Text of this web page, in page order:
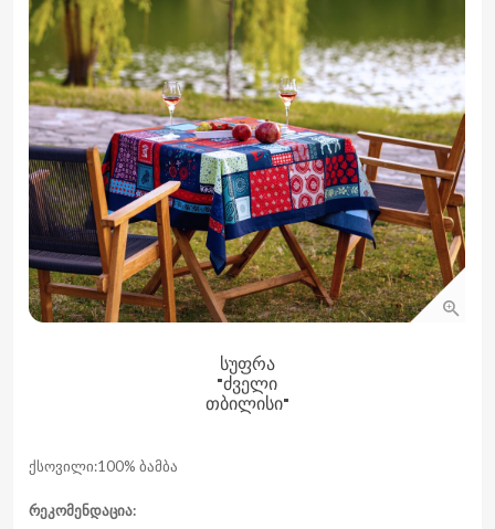
ᲡᲣᲤᲠᲐ
"ᲫᲕᲔᲚᲘ
ᲗᲑᲘᲚᲘᲡᲘ"
ქსოვილი:100% ბამბა
რეკომენდაცია: